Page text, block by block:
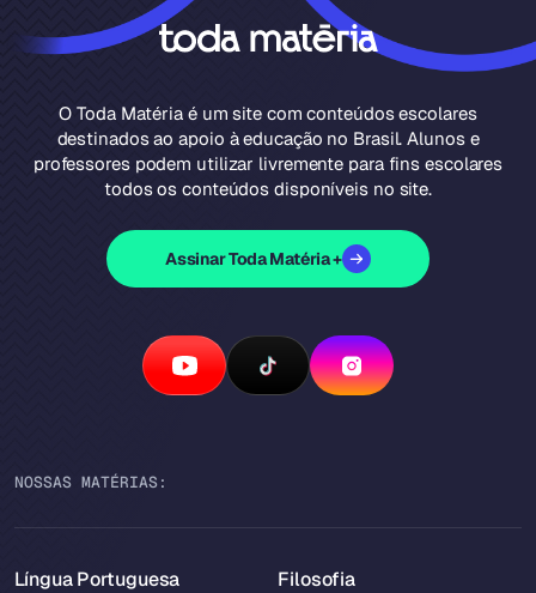
O Toda Matéria é um site com conteúdos escolares
destinados ao apoio à educação no Brasil. Alunos e
professores podem utilizar livremente para fins escolares
todos os conteúdos disponíveis no site.
Assinar Toda Matéria +
NOSSAS MATÉRIAS:
Língua Portuguesa Filosofia